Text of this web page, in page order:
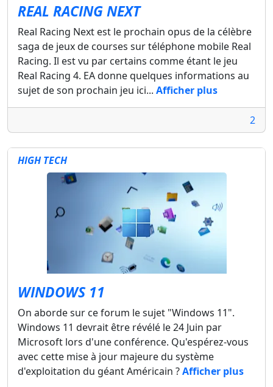
REAL RACING NEXT
Real Racing Next est le prochain opus de la célèbre
saga de jeux de courses sur téléphone mobile Real
Racing. Il est vu par certains comme étant le jeu
Real Racing 4. EA donne quelques informations au
sujet de son prochain jeu ici... Afficher plus
2
HIGH TECH
WINDOWS 11
On aborde sur ce forum le sujet "Windows 11".
Windows 11 devrait être révélé le 24 Juin par
Microsoft lors d'une conférence. Qu'espérez-vous
avec cette mise à jour majeure du système
d'exploitation du géant Américain ?Afficher plus